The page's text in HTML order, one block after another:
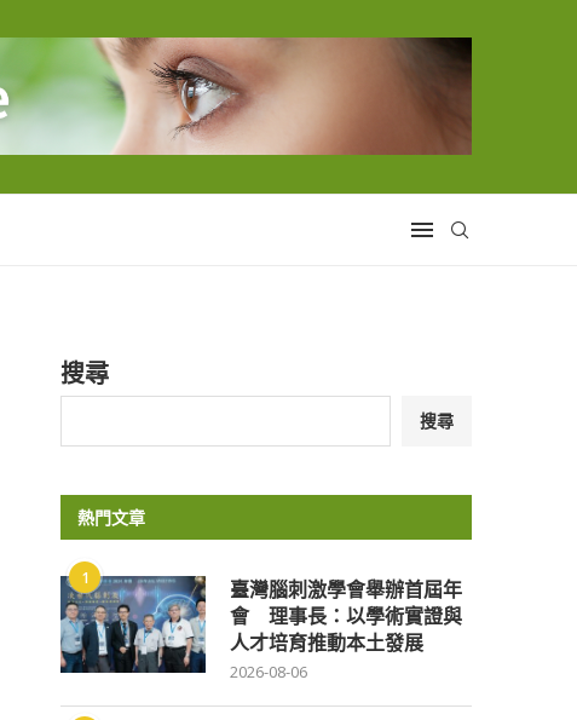
搜尋
搜尋
熱門文章
1
臺灣腦刺激學會舉辦首屆年
會 理事長：以學術實證與
人才培育推動本土發展
2026-08-06